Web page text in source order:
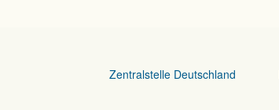
Zentralstelle Deutschland